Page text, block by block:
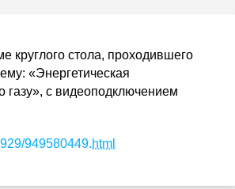
круглого стола, проходившего
«Энергетическая
газу», с видеоподключением
949580449.html